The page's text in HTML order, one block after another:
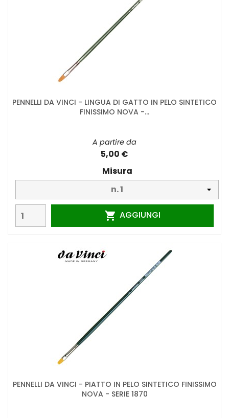
PENNELLI DA VINCI - LINGUA DI GATTO IN PELO SINTETICO
FINISSIMO NOVA -...
A partire da
5,00 €
Misura
 AGGIUNGI
PENNELLI DA VINCI - PIATTO IN PELO SINTETICO FINISSIMO
NOVA - SERIE 1870